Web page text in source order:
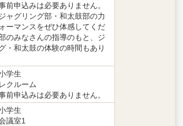
前申込みは必要ありません。
ャグリング部・和太鼓部の力
ーマンスをぜひ体感してくだ
のみなさんの指導のもと、ジ
・和太鼓の体験の時間もあり
学生
クルーム
前申込みは必要ありません。
学生
議室1